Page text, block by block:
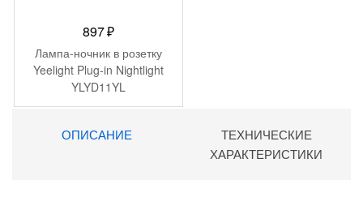
897₽
Лампа-ночник в розетку
Yeelight Plug-in Nightlight
YLYD11YL
ОПИСАНИЕ
ТЕХНИЧЕСКИЕ
ХАРАКТЕРИСТИКИ